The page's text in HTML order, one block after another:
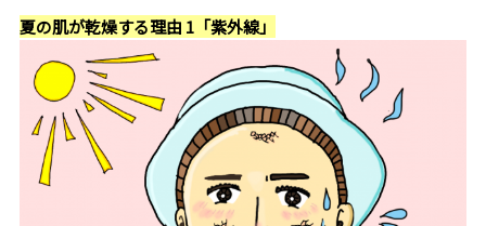
夏の肌が乾燥する理由 1「紫外線」